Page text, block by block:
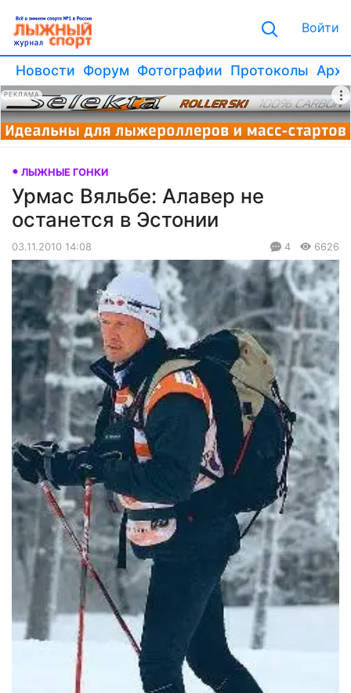
Войти
Новости Форум Фотографии Протоколы
РЕКЛАМА
ЛЫЖНЫЕ ГОНКИ
Урмас Вяльбе: Алавер не
останется в Эстонии
03.11.2010 14:08 4 6626